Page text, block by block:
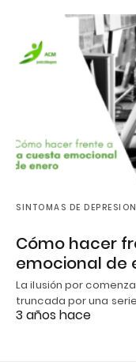
SINTOMAS DE DEPRESION
Cómo hacer
emocional de
La ilusión por
truncada por una
3 años hace